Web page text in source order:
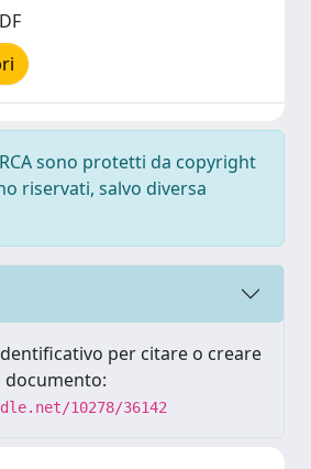
sono protetti da copyright
riservati, salvo diversa
per citare o creare
documento:
10278/36142